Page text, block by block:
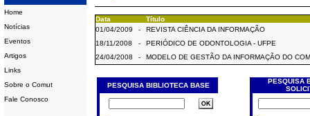
Home
Notícias
Eventos
Artigos
Links
Sobre o Comut
Fale Conosco
Data
Título
01/04/2009
-
REVISTA CIÊNCIA DA INFORMAÇÃO
18/11/2008
-
PERIÓDICO DE ODONTOLOGIA - UFPE
24/04/2008
- MODELO DE GESTÃO DA INFORMAÇÃO DO
PESQUISA BIBLIOTECA BASE
PESQUISA